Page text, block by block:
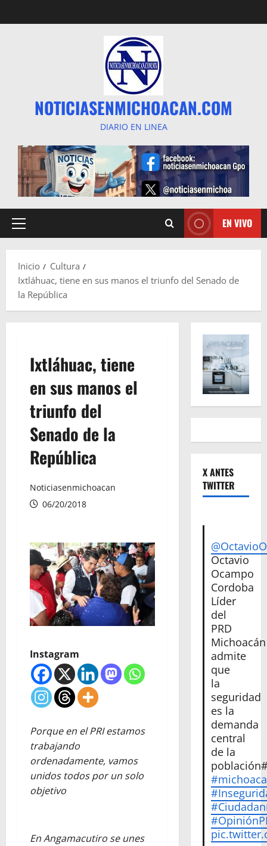
al
NOTICIASENMICHOACAN.COM
DIARIO EN LINEA
Menú
EN VIVO
Inicio
Cultura
Ixtláhuac, tiene en sus manos el triunfo del Senado de
la República
Ixtláhuac, tiene
en sus manos el
triunfo del
Senado de la
República
Noticiasenmichoacan
06/20/2018
Instagram
Porque en el PRI estamos
trabajando
ordenadamente, vamos
unidos todos por un solo
objetivo
En Angamacutiro se unes
X ANTES
TWITTER
Octavio
Ocampo
Cordoba
Líder
del
PRD
Michoacán
admite
que
la
seguridad
es la
demanda
central
de la